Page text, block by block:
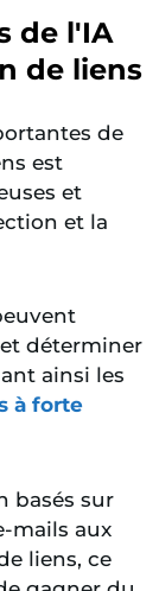
de l'IA
de liens
de
est
et
et la
déterminer
ainsi les
à forte
basés sur
mails aux
liens, ce